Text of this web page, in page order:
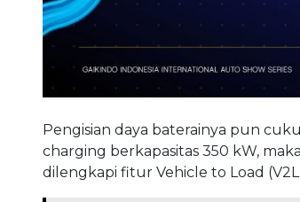
Pengisian daya baterainya pun
charging berkapasitas 350 kW,
dilengkapi fitur Vehicle to Load